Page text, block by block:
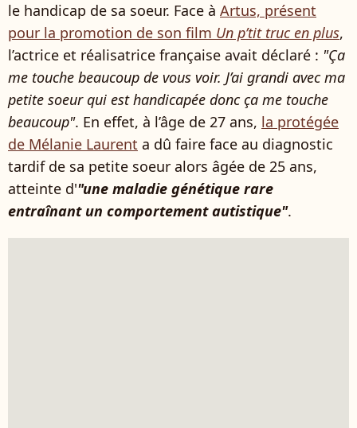
le handicap de sa soeur. Face à Artus, présent
pour la promotion de son film Un p’tit truc en plus,
l’actrice et réalisatrice française avait déclaré : "Ça
me touche beaucoup de vous voir. J’ai grandi avec ma
petite soeur qui est handicapée donc ça me touche
beaucoup". En effet, à l’âge de 27 ans, la protégée
de Mélanie Laurent a dû faire face au diagnostic
tardif de sa petite soeur alors âgée de 25 ans,
atteinte d'"une maladie génétique rare
entraînant un comportement autistique".